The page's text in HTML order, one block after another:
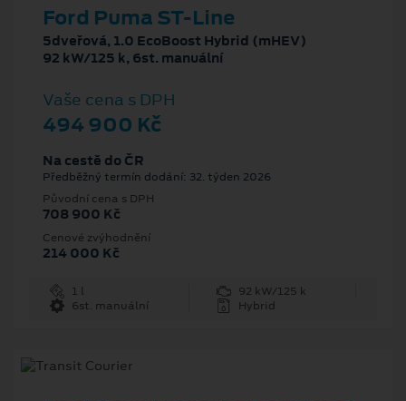
Ford Puma ST-Line
5dveřová, 1.0 EcoBoost Hybrid (mHEV)
92 kW/125 k, 6st. manuální
Vaše cena s DPH
494 900 Kč
Na cestě do ČR
Předběžný termín dodání: 32. týden 2026
Původní cena s DPH
708 900 Kč
Cenové zvýhodnění
214 000 Kč
1 l
92 kW/125 k
6st. manuální
Hybrid